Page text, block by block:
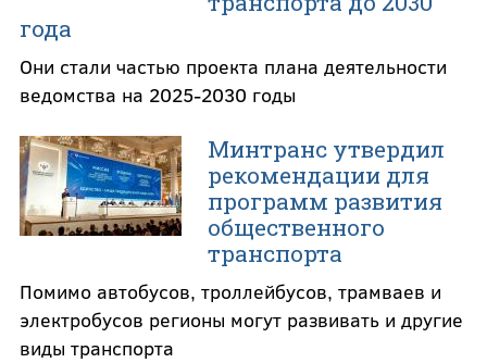
года
Они стали частью проекта плана деятельности
ведомства на 2025-2030 годы
Минтранс утвердил
рекомендации для
программ развития
общественного
транспорта
Помимо автобусов, троллейбусов, трамваев и
электробусов регионы могут развивать и другие
виды транспорта